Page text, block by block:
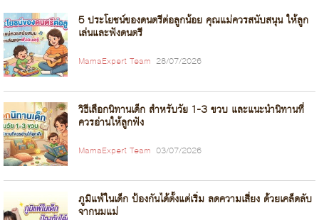
5 ประโยชน์ของดนตรีต่อลูกน้อย คุณแม่ควรสนับสนุน ให้ลูก
เล่นและฟังดนตรี
MamaExpert Team 28/07/2026
วิธีเลือกนิทานเด็ก สำหรับวัย 1-3 ขวบ และแนะนำนิทานที่
ควรอ่านให้ลูกฟัง
MamaExpert Team 03/07/2026
ภูมิแพ้ในเด็ก ป้องกันได้ตั้งแต่เริ่ม ลดความเสี่ยง ด้วยเคล็ดลับ
จากนมแม่